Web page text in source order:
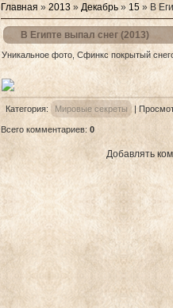
Главная » 2013 » Декабрь » 15 » В
В Египте выпал снег (2013)
Уникальное фото, Сфинкс покрытый
Категория: Мировые секреты |
Всего комментариев: 0
Добавлять